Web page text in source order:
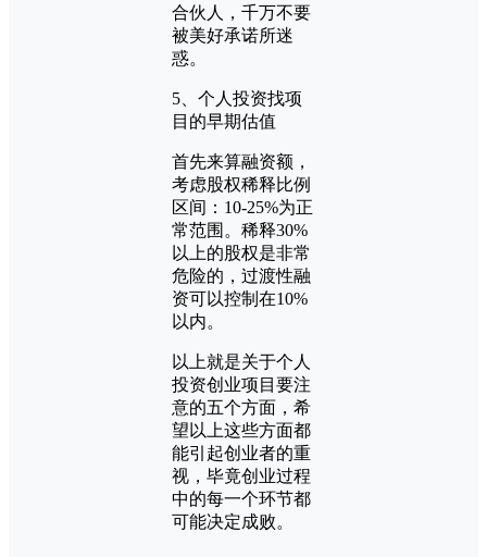
合伙人，千万不要
被美好承诺所迷
惑。
5、个人投资找项
目的早期估值
首先来算融资额，
考虑股权稀释比例
区间：10-25%为正
常范围。稀释30%
以上的股权是非常
危险的，过渡性融
资可以控制在10%
以内。
以上就是关于个人
投资创业项目要注
意的五个方面，希
望以上这些方面都
能引起创业者的重
视，毕竟创业过程
中的每一个环节都
可能决定成败。